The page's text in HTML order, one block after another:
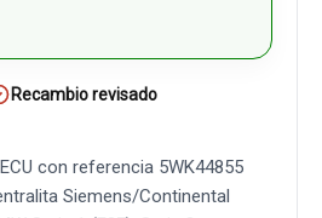
Recambio revisado
con referencia 5WK44855
Siemens/Continental